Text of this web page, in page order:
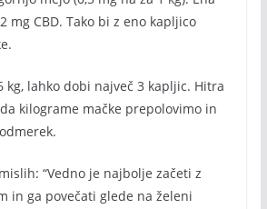
mg CBD. Tako bi z eno kapljico
kg, lahko dobi največ 3 kapljic. Hitra
kilograme mačke prepolovimo in
“Vedno je najbolje začeti z
in ga povečati glede na želeni